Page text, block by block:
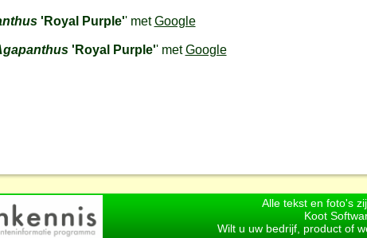
'Royal Purple'' metGoogle
'Royal Purple'' metGoogle
Alle tekst en foto's
Koot
Wilt u uw bedrijf, product of